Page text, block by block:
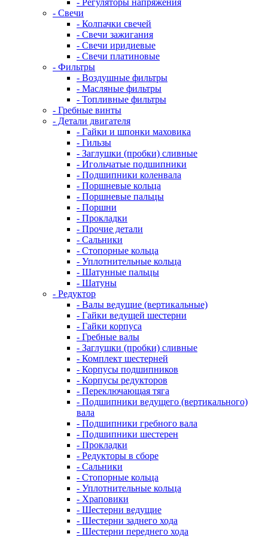
- Свечи
- Колпачки свечей
- Свечи зажигания
- Свечи иридиевые
- Свечи платиновые
- Фильтры
- Воздушные фильтры
- Масляные фильтры
- Топливные фильтры
- Гребные винты
- Детали двигателя
- Гайки и шпонки маховика
- Гильзы
- Заглушки (пробки) сливные
- Игольчатые подшипники
- Подшипники коленвала
- Поршневые кольца
- Поршневые пальцы
- Поршни
- Прокладки
- Прочие детали
- Сальники
- Стопорные кольца
- Уплотнительные кольца
- Шатунные пальцы
- Шатуны
- Редуктор
- Валы ведущие (вертикальные)
- Гайки ведущей шестерни
- Гайки корпуса
- Гребные валы
- Заглушки (пробки) сливные
- Комплект шестерней
- Корпусы подшипников
- Корпусы редукторов
- Переключающая тяга
- Подшипники ведущего (вертикального)
вала
- Подшипники гребного вала
- Подшипники шестерен
- Прокладки
- Редукторы в сборе
- Сальники
- Стопорные кольца
- Уплотнительные кольца
- Храповики
- Шестерни ведущие
- Шестерни заднего хода
- Шестерни переднего хода